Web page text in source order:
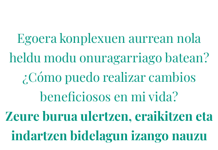
Egoera konplexuen aurrean nola
heldu modu onuragarriago batean?
¿Cómo puedo realizar cambios
beneficiosos en mi vida?
Zeure burua ulertzen, eraikitzen eta
indartzen bidelagun izango nauzu